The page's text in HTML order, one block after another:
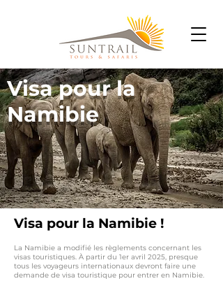
Visa pour la
Namibie
Visa pour la Namibie !
La Namibie a modifié les règlements concernant les
visas touristiques. À partir du 1er avril 2025, presque
tous les voyageurs internationaux devront faire une
demande de visa touristique pour entrer en Namibie.